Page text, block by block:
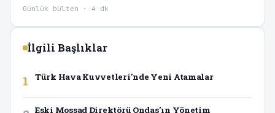
Günlük bülten · 4 dk
İlgili Başlıklar
1 Türk Hava Kuvvetleri'nde Yeni Atamalar
Eski Mossad Direktörü Ondas'ın Yönetim